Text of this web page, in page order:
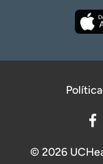
© 2026